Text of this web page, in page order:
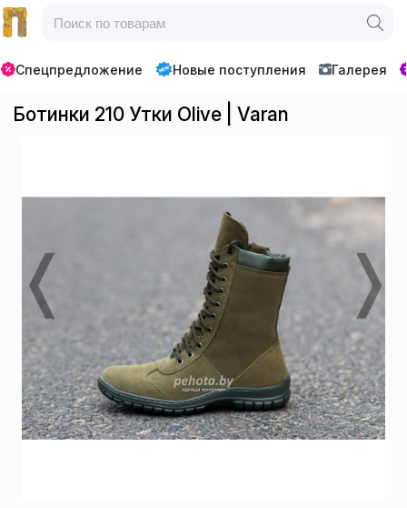
Спецпредложение Новые поступления Галерея
Ботинки 210 Утки Olive | Varan